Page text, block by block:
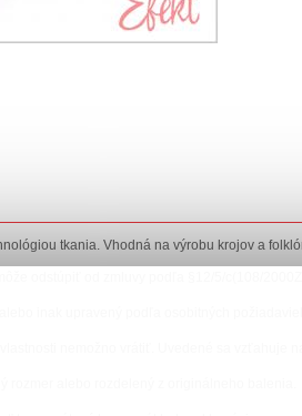
tkania. Vhodná na výrobu krojov a